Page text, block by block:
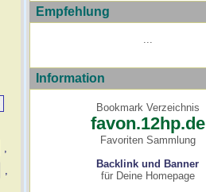
,
,
Empfehlung
Information
Bookmark Verzeichnis
favon.12hp.de
Favoriten Sammlung
Backlink und Banner
für Deine Homepage